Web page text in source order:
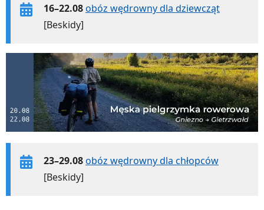
16–22.08obóz wędrowny dla dziewcząt
[Beskidy]
23–29.08obóz wędrowny dla chłopców
[Beskidy]